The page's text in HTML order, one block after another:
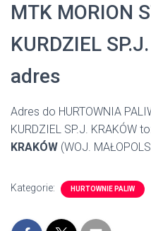
MTK MORION
KURDZIEL
adres
Adres do HURTOWNIA
KURDZIEL SP.J. KRAKÓW
KRAKÓW (WOJ.
Kategorie: HURTOWNIE PALIW